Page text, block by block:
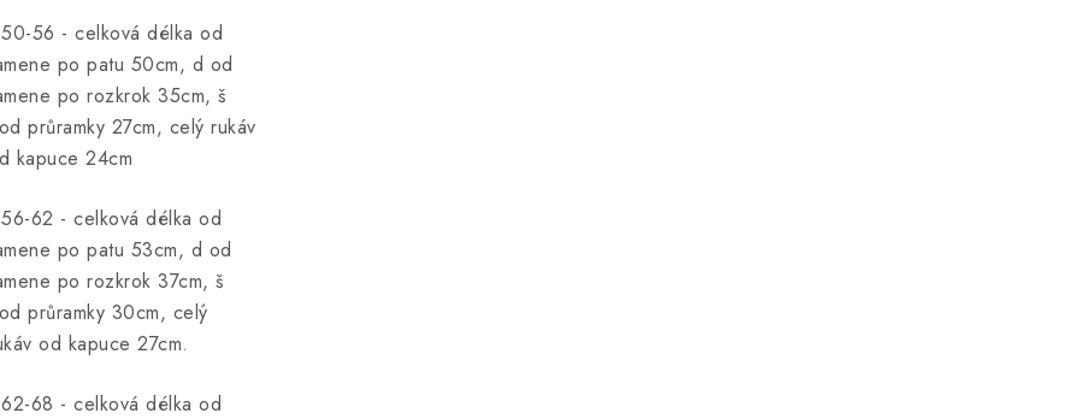
56 - celková délka od
po patu 50cm, d od
po rozkrok 35cm, š
průramky 27cm, celý rukáv
kapuce 24cm
62 - celková délka od
po patu 53cm, d od
po rozkrok 37cm, š
průramky 30cm, celý
od kapuce 27cm.
68 - celková délka od